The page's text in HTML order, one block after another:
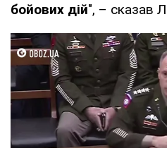
бойових дій", – сказав